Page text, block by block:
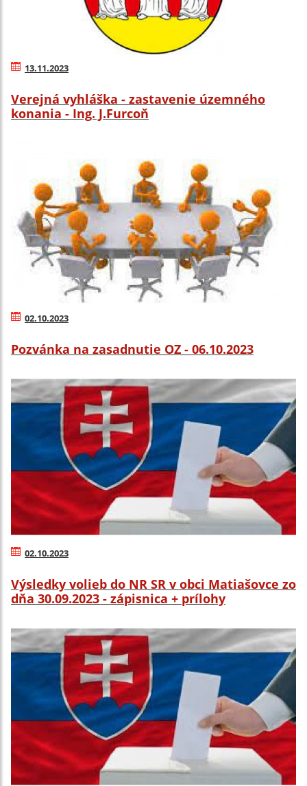
13.11.2023
Verejná vyhláška - zastavenie územného
konania - Ing. J.Furcoň
02.10.2023
Pozvánka na zasadnutie OZ - 06.10.2023
02.10.2023
Výsledky volieb do NR SR v obci Matiašovce zo
dňa 30.09.2023 - zápisnica + prílohy